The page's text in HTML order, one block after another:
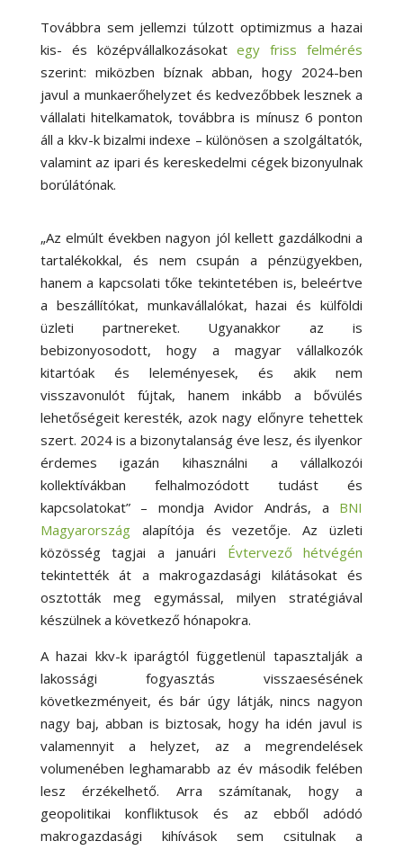
Továbbra sem jellemzi túlzott optimizmus a hazai
kis- és középvállalkozásokategy friss felmérés
szerint: miközben bíznak abban, hogy 2024-ben
javul a munkaerőhelyzet és kedvezőbbek lesznek a
vállalati hitelkamatok, továbbra is mínusz 6 ponton
áll a kkv-k bizalmi indexe – különösen a szolgáltatók,
valamint az ipari és kereskedelmi cégek bizonyulnak
borúlátónak.
„Az elmúlt években nagyon jól kellett gazdálkodni a
tartalékokkal, és nem csupán a pénzügyekben,
hanem a kapcsolati tőke tekintetében is, beleértve
a beszállítókat, munkavállalókat, hazai és külföldi
üzleti partnereket. Ugyanakkor az is
bebizonyosodott, hogy a magyar vállalkozók
kitartóak és leleményesek, és akik nem
visszavonulót fújtak, hanem inkább a bővülés
lehetőségeit keresték, azok nagy előnyre tehettek
szert. 2024 is a bizonytalanság éve lesz, és ilyenkor
érdemes igazán kihasználni a vállalkozói
kollektívákban felhalmozódott tudást és
kapcsolatokat” – mondja Avidor András, a BNI
Magyarországalapítója és vezetője. Az üzleti
közösség tagjai a januári Évtervező hétvégén
tekintették át a makrogazdasági kilátásokat és
osztották meg egymással, milyen stratégiával
készülnek a következő hónapokra.
A hazai kkv-k iparágtól függetlenül tapasztalják a
lakossági fogyasztás visszaesésének
következményeit, és bár úgy látják, nincs nagyon
nagy baj, abban is biztosak, hogy ha idén javul is
valamennyit a helyzet, az a megrendelések
volumenében leghamarabb az év második felében
lesz érzékelhető. Arra számítanak, hogy a
geopolitikai konfliktusok és az ebből adódó
makrogazdasági kihívások sem csitulnak a